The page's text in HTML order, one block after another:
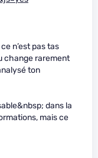
n’est pas tas
change rarement
ton
dans la
mais ce